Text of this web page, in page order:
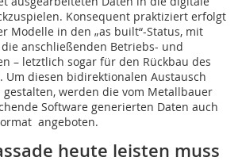
Konsequent praktiziert erfolgt
Modelle in den „as built“-Status, mit
anschließenden Betriebs- und
– letztlich sogar für den Rückbau des
Um diesen bidirektionalen Austausch
werden die vom Metallbauer
Software generierten Daten auch
angeboten.
heute leisten muss